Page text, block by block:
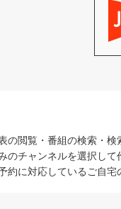
の閲覧・番組の検索・検
のチャンネルを選択して
約に対応しているご自宅